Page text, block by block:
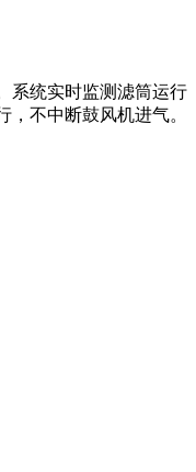
系统实时监测滤筒运行
不中断鼓风机进气。